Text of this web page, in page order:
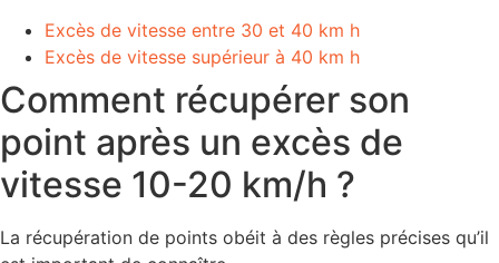
Excès de vitesse entre 30 et 40 km h
Excès de vitesse supérieur à 40 km h
Comment récupérer son
point après un excès de
vitesse 10-20 km/h ?
La récupération de points obéit à des règles précises qu’il